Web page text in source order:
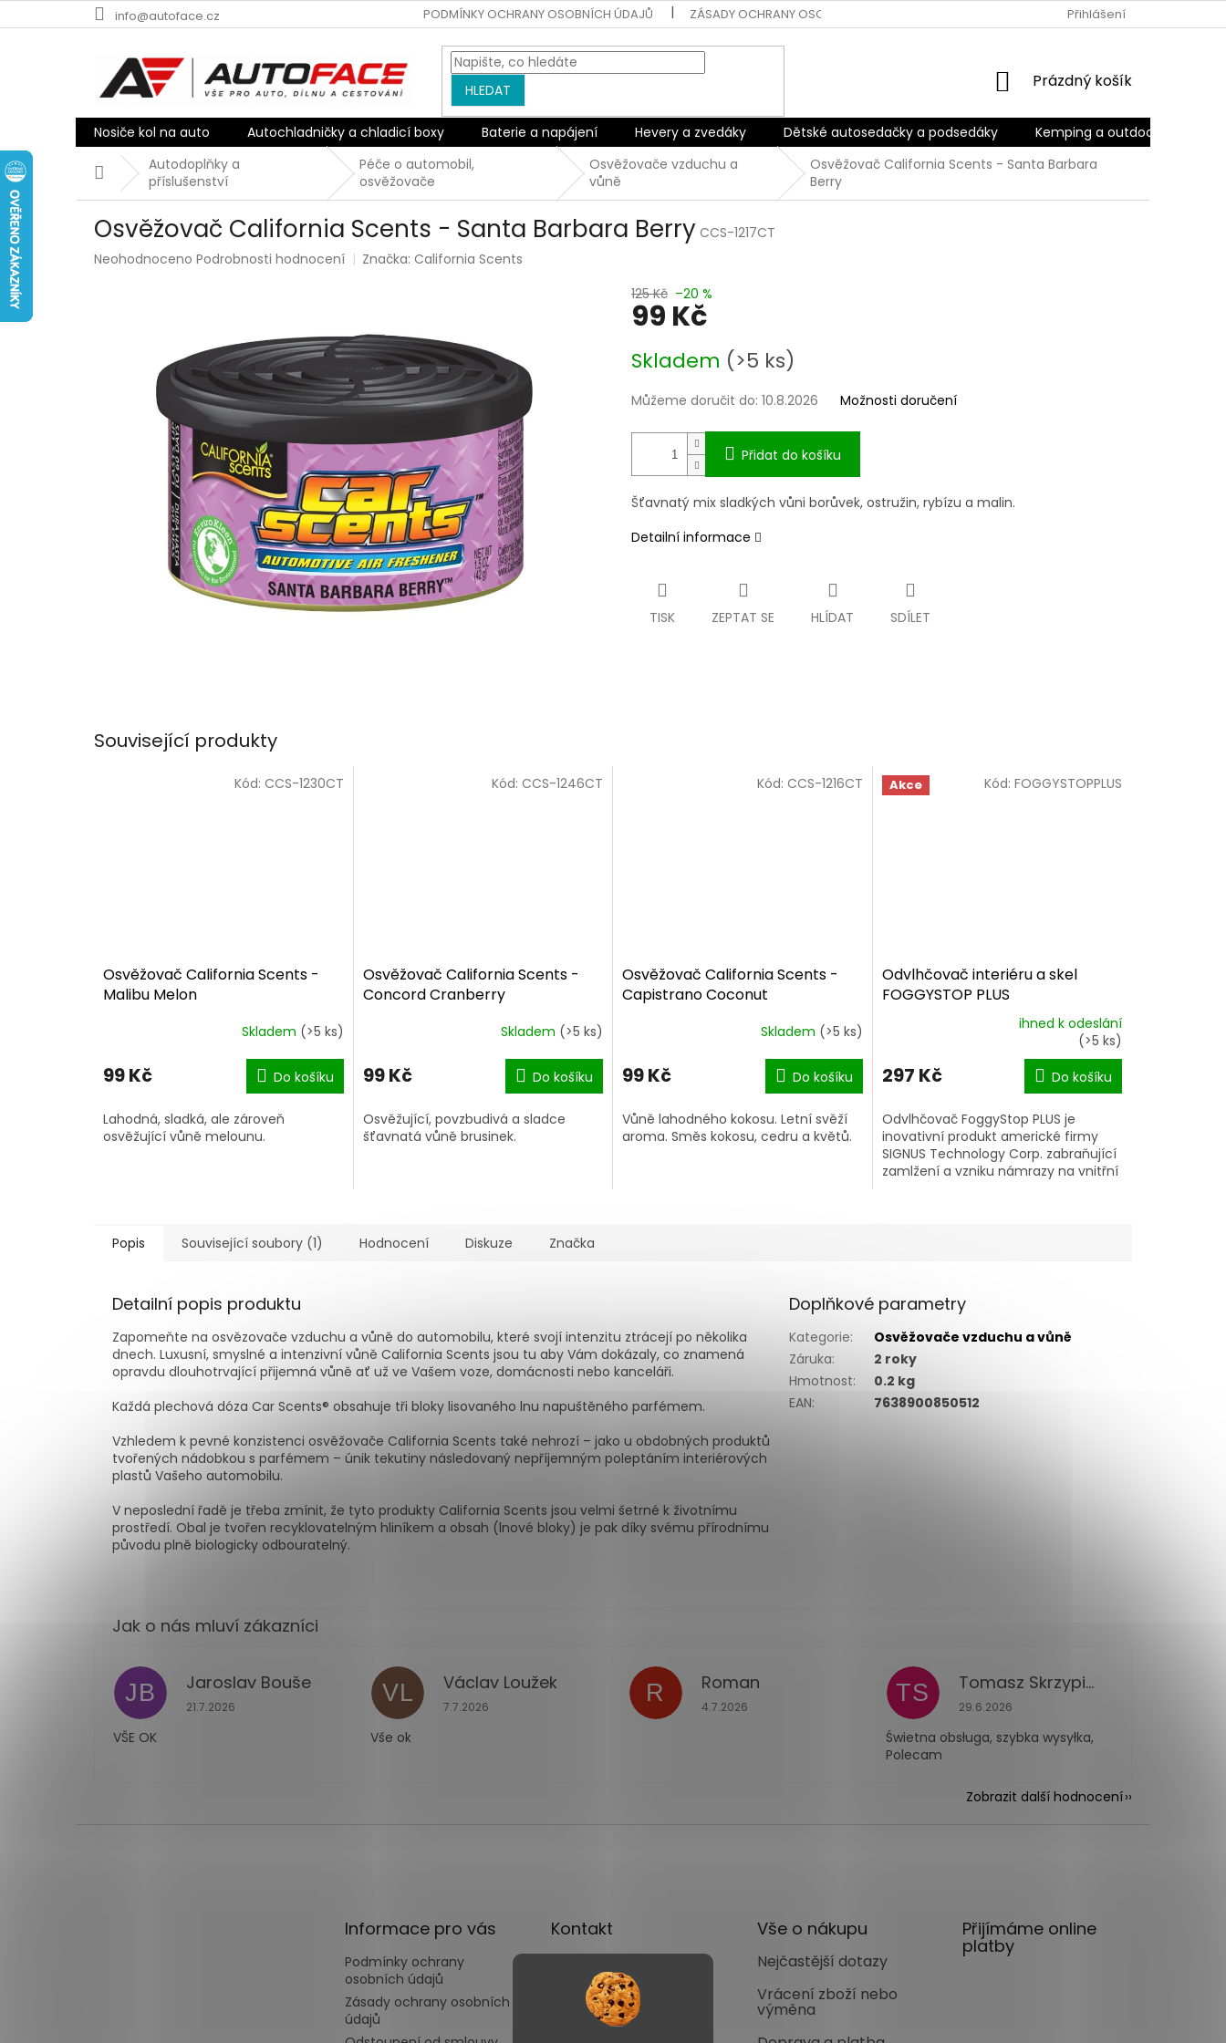
na
info@autoface.cz PODMÍNKY OCHRANY OSOBNÍCH ÚDAJŮ ZÁSADY OCHRANY OSOBNÍCH ÚDAJŮ ODSTOUPENÍ OD SMLOUVYPřihlášení
HLEDAT
NÁKUPNÍ
Prázdný košík
Nosiče kol na auto Autochladničky a chladicí boxy Baterie a napájení Hevery a zvedáky Dětské autosedačky a podsedáky Kemping a outdoor
DomůAutodoplňky a
příslušenství
Péče o automobil,
osvěžovače
Osvěžovače vzduchu a
vůně
Osvěžovač California Scents - Santa Barbara
Berry
Osvěžovač California Scents - Santa Barbara Berry CCS-1217CT
Průměrné
hvězdiček.
Neohodnoceno Podrobnosti hodnocení Značka:California Scents
125 Kč –20 %
99 Kč
cena:
Skladem (>5 ks)
Můžeme doručit do: 10.8.2026 Možnosti doručení
Přidat do košíku
Šťavnatý mix sladkých vůni borůvek, ostružin, rybízu a malin.
Detailní informace
TISK ZEPTAT SE HLÍDAT SDÍLET
Související produkty
Osvěžovač California Scents -
Malibu Melon
Skladem (>5 ks)
99 Kč Do košíku
Lahodná, sladká, ale zároveň
osvěžující vůně melounu.
Kód: CCS-1230CT
Osvěžovač California Scents -
Concord Cranberry
Skladem (>5 ks)
99 Kč Do košíku
Osvěžující, povzbudivá a sladce
šťavnatá vůně brusinek.
Kód: CCS-1246CT
Osvěžovač California Scents -
Capistrano Coconut
Skladem (>5 ks)
99 Kč Do košíku
Vůně lahodného kokosu. Letní svěží
aroma. Směs kokosu, cedru a květů.
Kód: CCS-1216CT Akce
Odvlhčovač interiéru a skel
FOGGYSTOP PLUS
produktu
je
z
5
hvězdiček.
ihned k odeslání
(>5 ks)
297 Kč Do košíku
Odvlhčovač FoggyStop PLUS je
inovativní produkt americké firmy
SIGNUS Technology Corp. zabraňující
zamlžení a vzniku námrazy na vnitřní
Kód: FOGGYSTOPPLUS
Popis Související soubory (1) Hodnocení Diskuze Značka
Detailní popis produktu
Zapomeňte na osvězovače vzduchu a vůně do automobilu, které svojí intenzitu ztrácejí po několika
dnech. Luxusní, smyslné a intenzivní vůně California Scents jsou tu aby Vám dokázaly, co znamená
opravdu dlouhotrvající přijemná vůně ať už ve Vašem voze, domácnosti nebo kanceláři.
Každá plechová dóza Car Scents® obsahuje tři bloky lisovaného lnu napuštěného parfémem.
Vzhledem k pevné konzistenci osvěžovače California Scents také nehrozí – jako u obdobných produktů
tvořených nádobkou s parfémem – únik tekutiny následovaný nepříjemným poleptáním interiérových
plastů Vašeho automobilu.
V neposlední řadě je třeba zmínit, že tyto produkty California Scents jsou velmi šetrné k životnímu
prostředí. Obal je tvořen recyklovatelným hliníkem a obsah (lnové bloky) je pak díky svému přírodnímu
původu plně biologicky odbouratelný.
Doplňkové parametry
Kategorie:
Osvěžovače vzduchu a vůně
Záruka:
2 roky
Hmotnost:
0.2 kg
EAN: 7638900850512
JB Jaroslav Bouše
Hodnocení obchodu je 5 z 5 hvězdiček.
21.7.2026
VŠE OK
VL Václav Loužek
Hodnocení obchodu je 5 z 5 hvězdiček.
7.7.2026
Vše ok
R Roman
Hodnocení obchodu je 5 z 5 hvězdiček.
4.7.2026
TS Tomasz Skrzypiec
Hodnocení obchodu je 5 z 5 hvězdiček.
29.6.2026
Świetna obsługa, szybka wysyłka,
Polecam
Zobrazit další hodnocení
Informace pro vás
Podmínky ochrany
osobních údajů
Zásady ochrany osobních
údajů
Kontakt
+420702287970
+420702287969
Vše o nákupu
Nejčastější dotazy
Vrácení zboží nebo
výměna
Přijímáme online
platby